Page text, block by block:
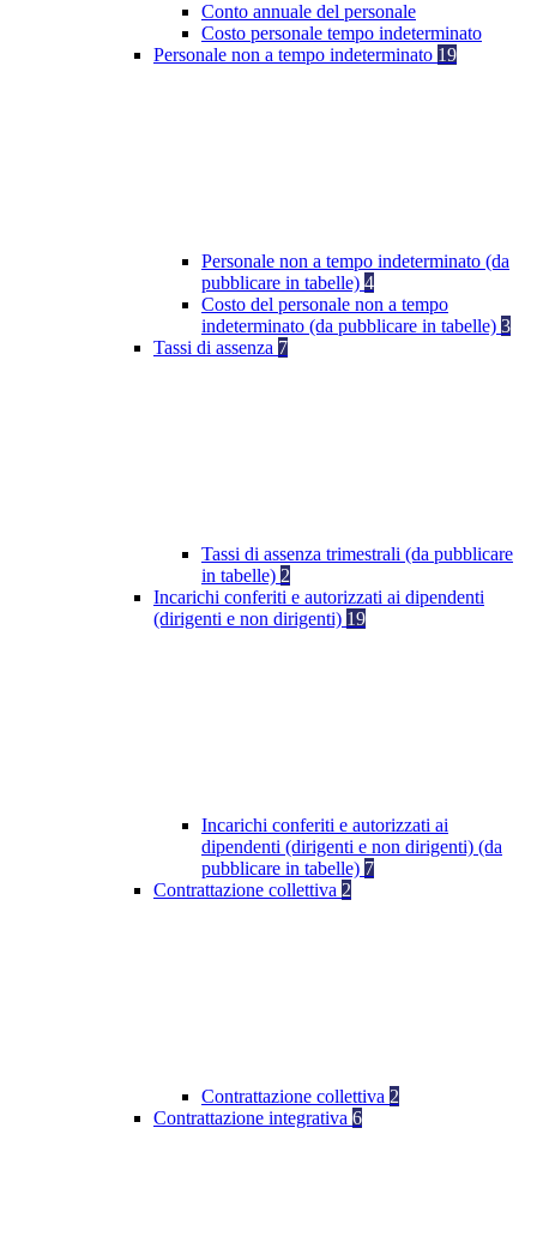
Conto annuale del personale
Costo personale tempo indeterminato
Personale non a tempo indeterminato 19
Personale non a tempo indeterminato (da
pubblicare in tabelle) 4
Costo del personale non a tempo
indeterminato (da pubblicare in tabelle) 3
Tassi di assenza 7
Tassi di assenza trimestrali (da pubblicare
in tabelle) 2
Incarichi conferiti e autorizzati ai dipendenti
(dirigenti e non dirigenti) 19
Incarichi conferiti e autorizzati ai
dipendenti (dirigenti e non dirigenti) (da
pubblicare in tabelle) 7
Contrattazione collettiva 2
Contrattazione collettiva 2
Contrattazione integrativa 6